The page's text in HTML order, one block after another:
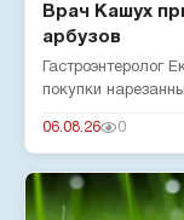
Врач Кашух
арбузов
Гастроэнтеролог
покупки
06.08.26 0